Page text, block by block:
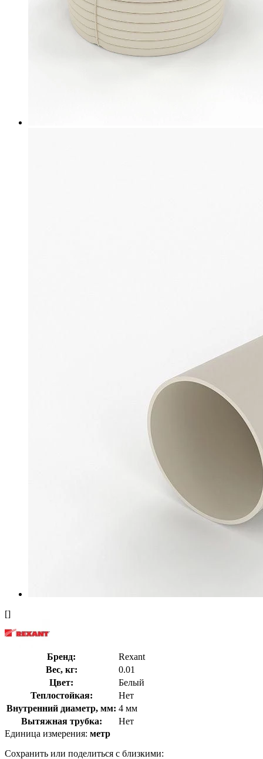
[]
Бренд:
Rexant
Вес, кг:
0.01
Цвет:
Белый
Теплостойкая:
Нет
Внутренний диаметр, мм: 4 мм
Вытяжная трубка:
Нет
Единица измерения: метр
Сохранить или поделиться с близкими: